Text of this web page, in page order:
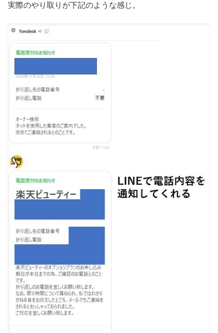
実際のやり取りが下記のような感じ。